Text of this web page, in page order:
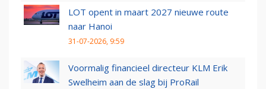
LOT opent in maart 2027 nieuwe route
naar Hanoi
31-07-2026, 9:59
Voormalig financieel directeur KLM Erik
Swelheim aan de slag bij ProRail